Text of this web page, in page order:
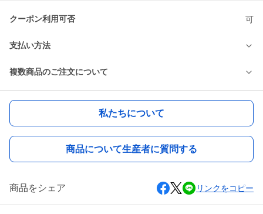
クーポン利用可否 可
支払い方法
複数商品のご注文について
私たちについて
商品について生産者に質問する
商品をシェア リンクをコピー